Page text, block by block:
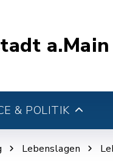
a.Main
& POLITIK
Lebenslagen